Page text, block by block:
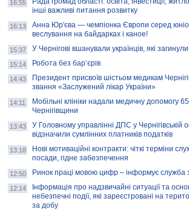
AB InBev Efes Україна підтримала
навчальний проєкт "Молодіжна бізнес-
школа", спрямований на розвиток
підприємництва у Чернігівській області
Золота тварина: видання Forbes
написало про чернігівця Патрона: хто і
скільки на ньому заробляє? І куди
витрачають?
16:55
інші важливі питання розвитку
16:13
Анна Юр'єва — чемпіонка Європи серед
веслування на байдарках і каное!
15:37 У Чернігові вшанували українців, які
15:14 Робота без бар’єрів
14:43
Президент присвоїв шістьом медикам
звання «Заслужений лікар України»
14:11
Мобільні клініки надали медичну допомогу
Чернігівщини
13:43
У Головному управлінні ДПС у Чернігівській
відзначили сумлінних платників податків
13:18
Нові мотиваційні контракти: чіткі терміни
посади, гідне забезпечення
12:50 Ринок праці мовою цифр – інформує служба
12:14
Інформація про надзвичайні ситуації та
небезпечні події, які зареєстровані на
за добу